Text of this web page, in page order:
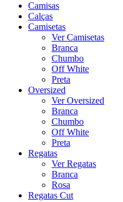
Camisas
Calças
Camisetas
Ver Camisetas
Branca
Chumbo
Off White
Preta
Oversized
Ver Oversized
Branca
Chumbo
Off White
Preta
Regatas
Ver Regatas
Branca
Rosa
Regatas Cut